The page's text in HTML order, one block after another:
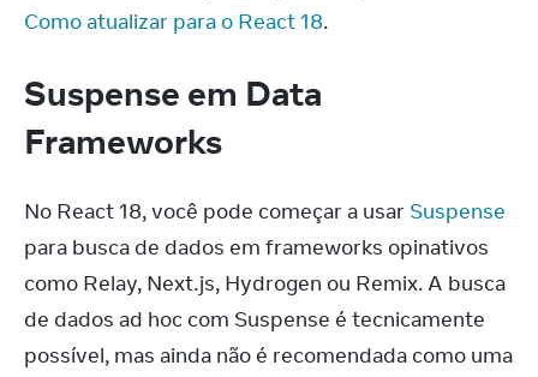
Como atualizar para o React 18.
Suspense em Data
Frameworks
No React 18, você pode começar a usar Suspense
para busca de dados em frameworks opinativos
como Relay, Next.js, Hydrogen ou Remix. A busca
de dados ad hoc com Suspense é tecnicamente
possível, mas ainda não é recomendada como uma